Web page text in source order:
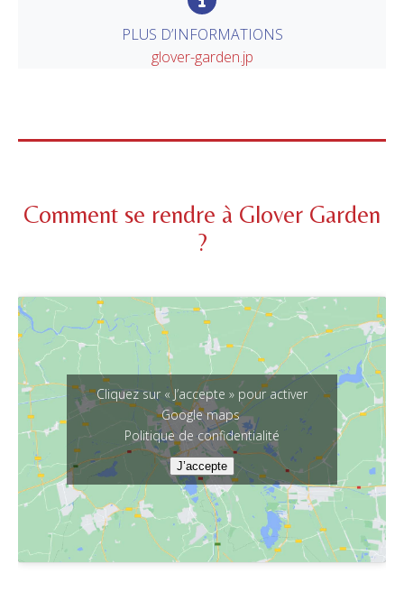
PLUS D’INFORMATIONS
glover-garden.jp
Comment se rendre à Glover Garden
?
Cliquez sur « J’accepte » pour activer
Google maps
Politique de confidentialité
J’accepte